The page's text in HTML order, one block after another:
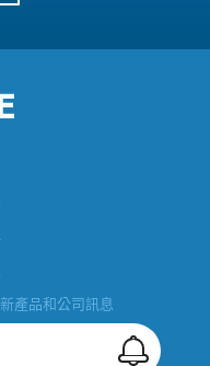
產品和公司訊息